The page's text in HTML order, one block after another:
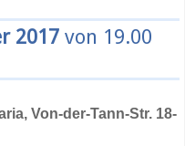
2017 von 19.00
Von-der-Tann-Str. 18-